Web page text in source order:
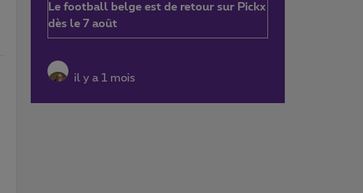
Le football belge est de retour sur Pickx
dès le 7 août
il y a 1 mois